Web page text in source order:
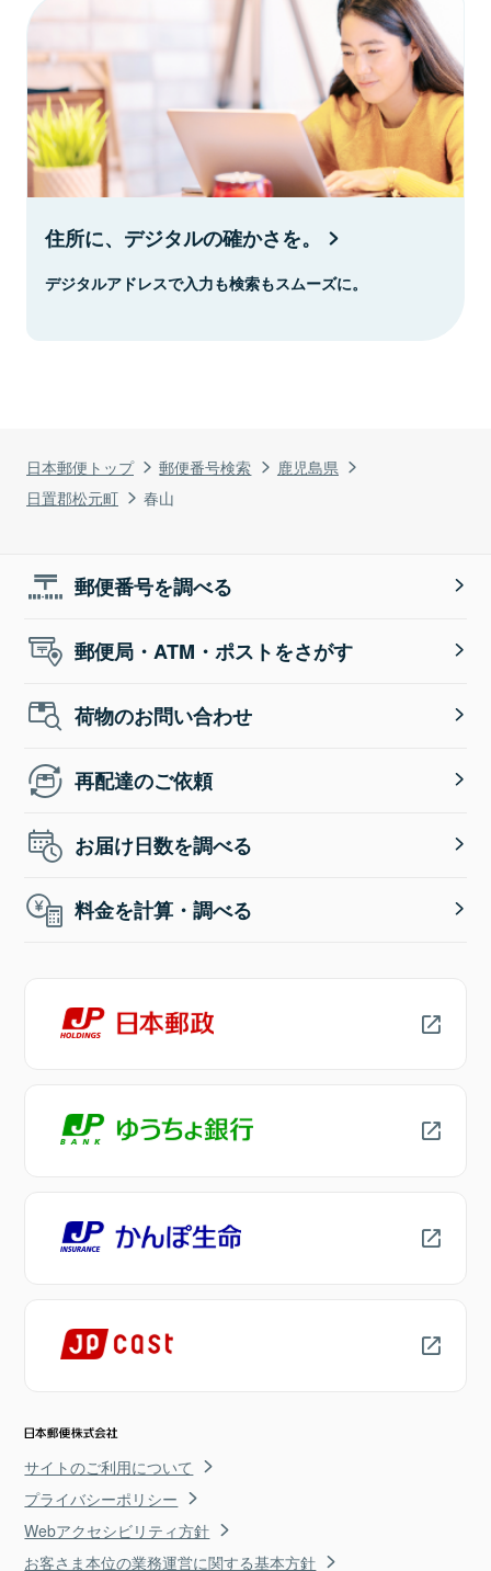
日本郵便トップ 郵便番号検索
鹿児島県
日置郡松元町
春山
住所に、デジタルの確かさを。
デジタルアドレスで入力も検索もスムーズに。
郵便番号を調べる
郵便局・ATM・ポストをさがす
荷物のお問い合わせ
再配達のご依頼
お届け日数を調べる
料金を計算・調べる
サイトのご利用について
プライバシーポリシー
Webアクセシビリティ方針
お客さま本位の業務運営に関する基本方針